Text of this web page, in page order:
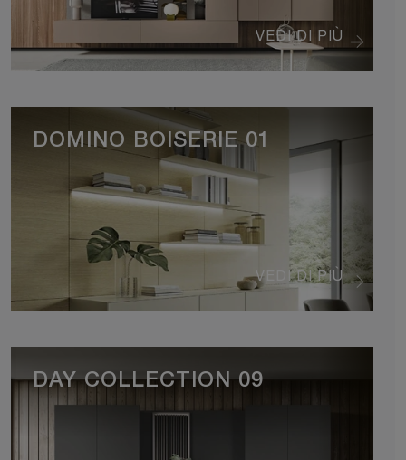
VEDI DI PIÙ
VEDI DI PIÙ
DOMINO BOISERIE 01
DAY COLLECTION 09